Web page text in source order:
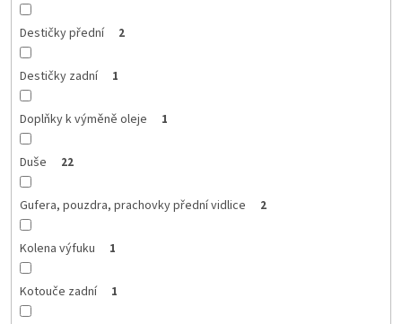
Destičky přední 2
Destičky zadní 1
Doplňky k výměně oleje 1
Duše 22
Gufera, pouzdra, prachovky přední vidlice 2
Kolena výfuku 1
Kotouče zadní 1